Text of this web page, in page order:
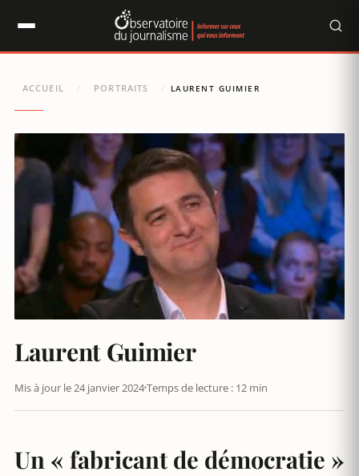
ACCUEIL / PORTRAITS / LAURENT GUIMIER
Laurent Guimier
Mis à jour le 24 janvier 2024Temps de lecture : 12 min
Un « fabricant de démocratie »
Panneau de gestion des cookies